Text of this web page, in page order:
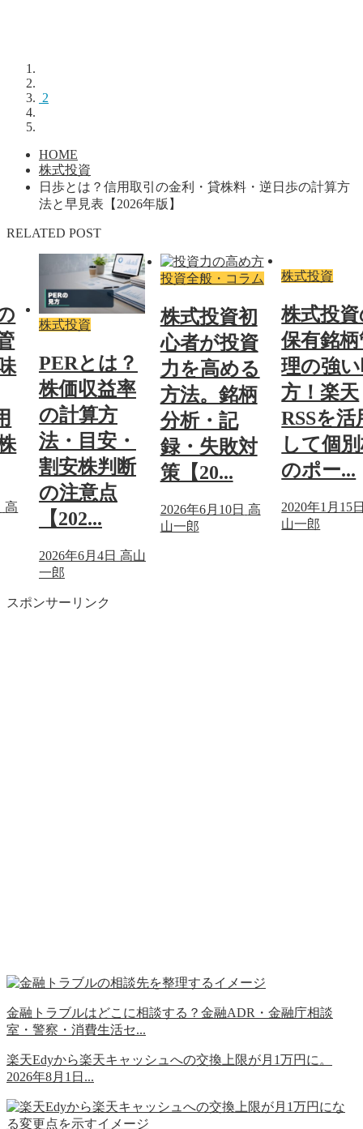
2
HOME
株式投資
日歩とは？信用取引の金利・貸株料・逆日歩の計算方
法と早見表【2026年版】
RELATED POST
高
株式投資
PERとは？
株価収益率
の計算方
法・目安・
割安株判断
の注意点
【202...
2026年6月4日 高山
一郎
投資全般・コラム
株式投資初
心者が投資
力を高める
方法。銘柄
分析・記
録・失敗対
策【20...
2026年6月10日 高
山一郎
株式投資
株式投
保有銘
理の強
方！楽天
RSSを活
して個
のポー...
2020年1月15
山一郎
スポンサーリンク
金融トラブルはどこに相談する？金融ADR・金融庁相談
室・警察・消費生活セ...
楽天Edyから楽天キャッシュへの交換上限が月1万円に。
2026年8月1日...